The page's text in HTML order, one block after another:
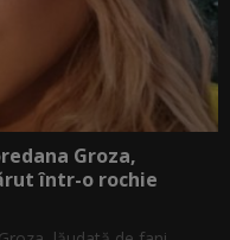
Groza,
într-o rochie